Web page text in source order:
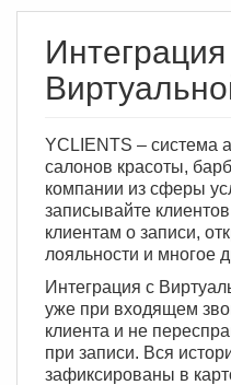
YCLIENTS – система
салонов красоты,
компании из сферы
записывайте
клиентам о записи,
лояльности и многое
Интеграция с
уже при входящем
клиента и не
при записи. Вся
зафиксированы в